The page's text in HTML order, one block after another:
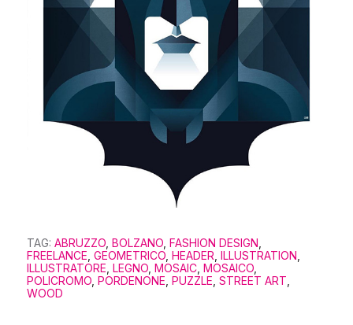
TAG: ABRUZZO BOLZANO FASHION DESIGN
FREELANCE GEOMETRICO HEADER ILLUSTRATION
ILLUSTRATORE LEGNO MOSAIC MOSAICO
POLICROMO PORDENONE PUZZLE STREET ART
WOOD